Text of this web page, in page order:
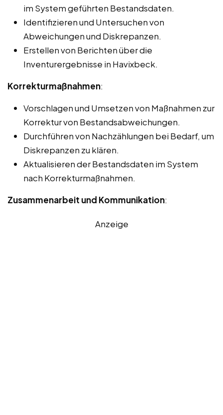
im System geführten Bestandsdaten.
Identifizieren und Untersuchen von
Abweichungen und Diskrepanzen.
Erstellen von Berichten über die
Inventurergebnisse in Havixbeck.
Korrekturmaßnahmen:
Vorschlagen und Umsetzen von Maßnahmen zur
Korrektur von Bestandsabweichungen.
Durchführen von Nachzählungen bei Bedarf, um
Diskrepanzen zu klären.
Aktualisieren der Bestandsdaten im System
nach Korrekturmaßnahmen.
Zusammenarbeit und Kommunikation:
Anzeige